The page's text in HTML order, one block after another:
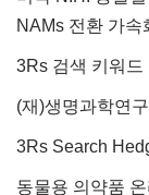
NAMs 전환 가속
3Rs 검색 키워드
(재)생명과학연
3Rs Search
동물용 의약품